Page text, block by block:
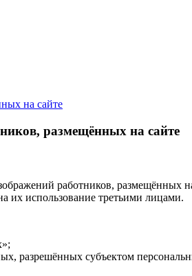
на сайте
размещённых на сайте
работников,
их использование третьими лицами.
разрешённых субъектом